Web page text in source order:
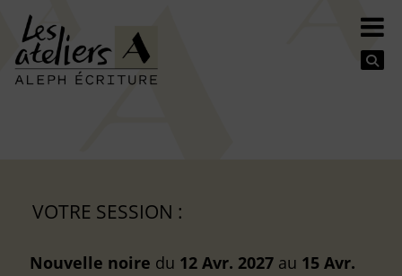
VOTRE SESSION :
Nouvelle noire du 12 Avr. 2027 au 15 Avr.